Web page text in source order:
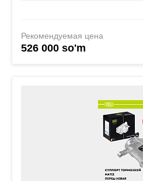
Рекомендуемая цена
526 000 so'm